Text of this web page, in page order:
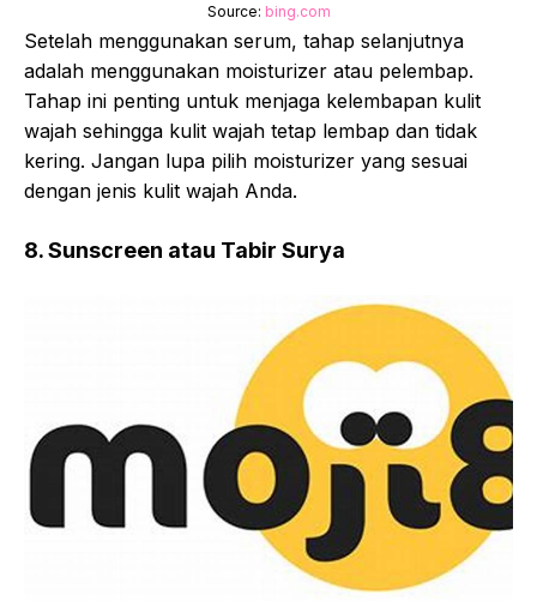
Source: bing.com
Setelah menggunakan serum, tahap selanjutnya
adalah menggunakan moisturizer atau pelembap.
Tahap ini penting untuk menjaga kelembapan kulit
wajah sehingga kulit wajah tetap lembap dan tidak
kering. Jangan lupa pilih moisturizer yang sesuai
dengan jenis kulit wajah Anda.
8. Sunscreen atau Tabir Surya